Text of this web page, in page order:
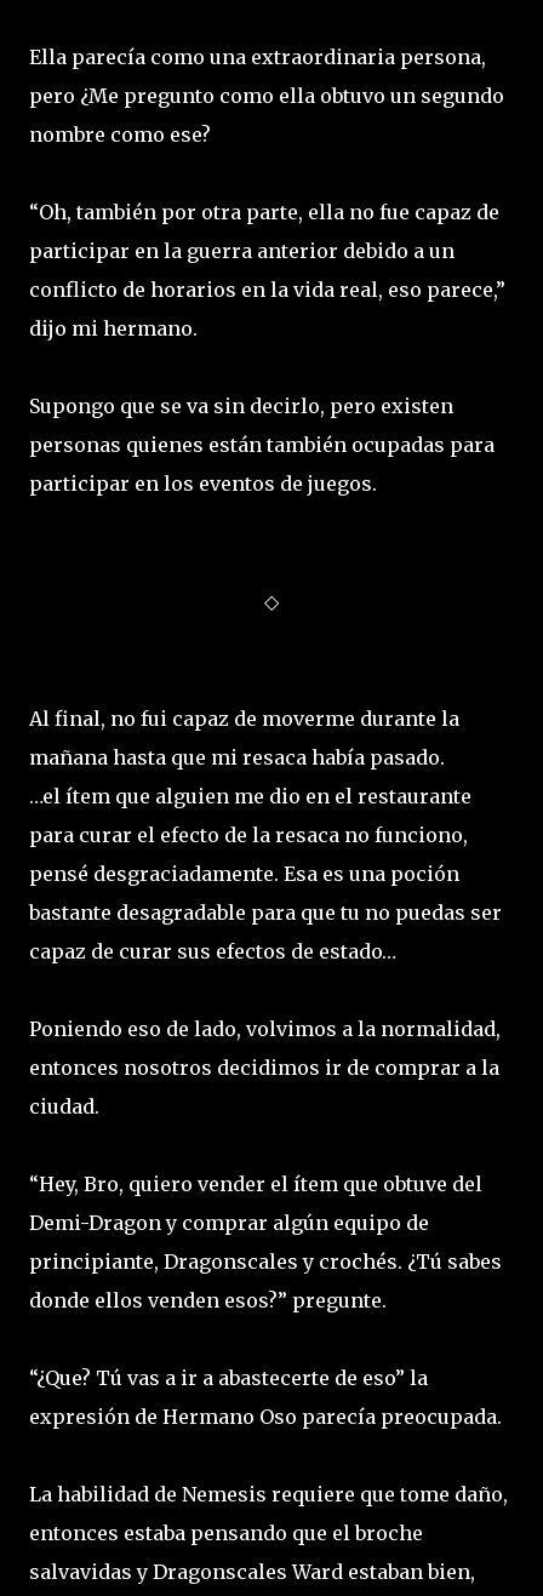
Ella parecía como una extraordinaria persona,
pero ¿Me pregunto como ella obtuvo un segundo
nombre como ese?
“Oh, también por otra parte, ella no fue capaz de
participar en la guerra anterior debido a un
conflicto de horarios en la vida real, eso parece,”
dijo mi hermano.
Supongo que se va sin decirlo, pero existen
personas quienes están también ocupadas para
participar en los eventos de juegos.
◇
Al final, no fui capaz de moverme durante la
mañana hasta que mi resaca había pasado.
…el ítem que alguien me dio en el restaurante
para curar el efecto de la resaca no funciono,
pensé desgraciadamente. Esa es una poción
bastante desagradable para que tu no puedas ser
capaz de curar sus efectos de estado…
Poniendo eso de lado, volvimos a la normalidad,
entonces nosotros decidimos ir de comprar a la
ciudad.
“Hey, Bro, quiero vender el ítem que obtuve del
Demi-Dragon y comprar algún equipo de
principiante, Dragonscales y crochés. ¿Tú sabes
donde ellos venden esos?” pregunte.
“¿Que? Tú vas a ir a abastecerte de eso” la
expresión de Hermano Oso parecía preocupada.
La habilidad de Nemesis requiere que tome daño,
entonces estaba pensando que el broche
salvavidas y Dragonscales Ward estaban bien,